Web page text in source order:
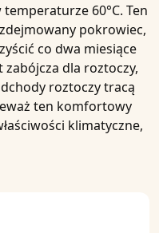
60°C. Ten
pokrowiec,
co dwa miesiące
dla roztoczy,
roztoczy tracą
ten komfortowy
klimatyczne,